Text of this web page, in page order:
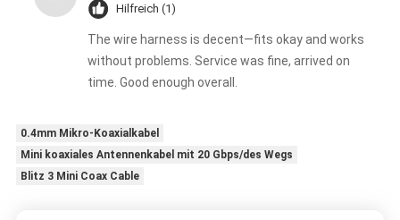
Hilfreich (1)
The wire harness is decent—fits okay and works
without problems. Service was fine, arrived on
time. Good enough overall.
0.4mm Mikro-Koaxialkabel
Mini koaxiales Antennenkabel mit 20 Gbps/des Wegs
Blitz 3 Mini Coax Cable